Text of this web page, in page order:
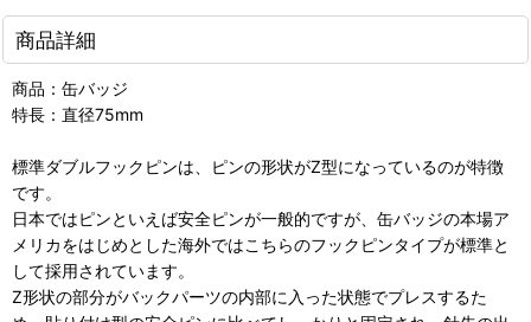
商品詳細
商品：缶バッジ
特長：直径75mm
標準ダブルフックピンは、ピンの形状がZ型になっているのが特徴
です。
日本ではピンといえば安全ピンが一般的ですが、缶バッジの本場ア
メリカをはじめとした海外ではこちらのフックピンタイプが標準と
して採用されています。
Z形状の部分がバックパーツの内部に入った状態でプレスするた